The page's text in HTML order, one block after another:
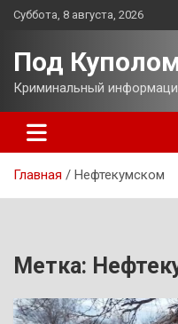
Перейти
Суббота, 8 августа, 2026
Под
Криминальный
Главная Нефтекумском
Метка: